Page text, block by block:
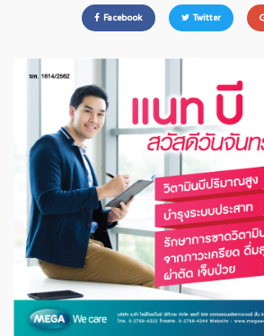
Facebook Twitter